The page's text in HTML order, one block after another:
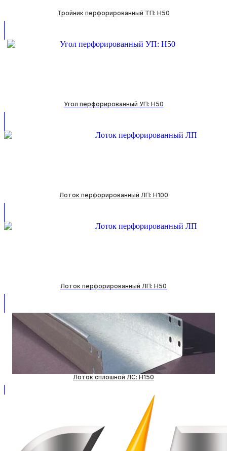
Тройник перфорированный ТП: H50
Угол перфорированный УП: H50
Лоток перфорированный ЛП: H100
Лоток перфорированный ЛП: H50
Лоток сплошной ЛС: H150